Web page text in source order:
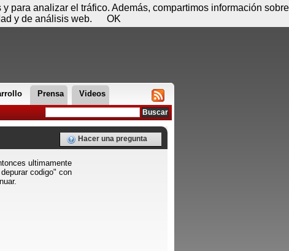
Prensa Videos
Hacer una pregunta
ultimamente
codigo" con
07 de agosto - 17:31 Registrar Conectar
para analizar el tráfico. Además, compartimos información sobre
y de análisis web.
OK